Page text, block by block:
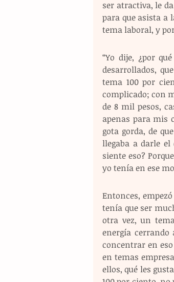
ser atractiva, le
para que asista a
tema laboral, y
“Yo dije, ¿por
desarrollados,
tema 100 por
complicado; con
de 8 mil pesos,
apenas para mis
gota gorda, de
llegaba a darle
siente eso?
yo tenía en ese
Entonces,
tenía que ser
otra vez, un
energía cerrando
concentrar en
en temas
ellos, qué les